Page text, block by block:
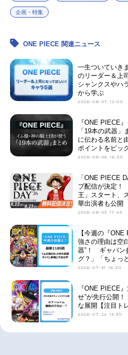
企画・特集
ONE PIECE 関連ニュース
一生ついていき
のリーダー＆上
シャンクスやハ
から学ぶ
2026-08-07 12:00
『ONE PIECE
「19本の武器
に伝わる名前と
ポイントをピッ
2026-08-06 16:30
「ONE PIECE
ブ配信が決定！
王」スタート、
華出演者も公開
2026-08-03 17:45
【今週の『
強さの理由は空
器”！ ギャバン
グ？」「ちょっ
2026-07-31 16:30
『ONE PIECE
せ”が先行公開
な展開【注目ト
2026-07-24 13:30